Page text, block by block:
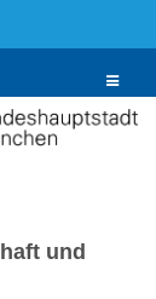
Toggle
und